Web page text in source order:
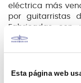
Esta página web
eléctrica más
por guitarristas
Fabricadas
contenido de
de estilos